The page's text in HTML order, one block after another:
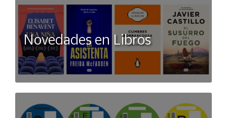
Novedades en Libros